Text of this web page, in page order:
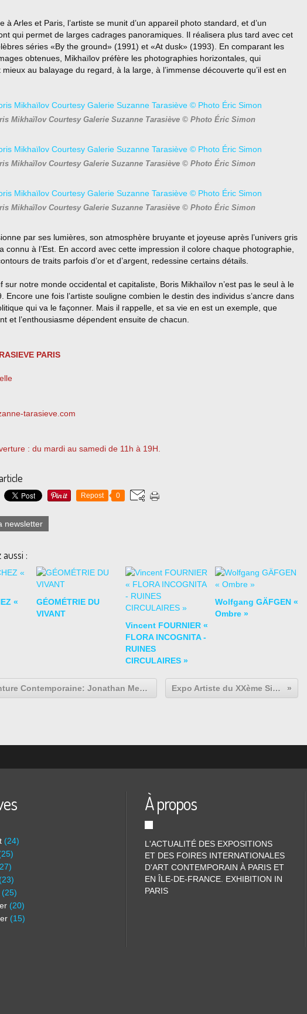
à Arles et Paris, l’artiste se munit d’un appareil photo standard, et d’un
qui permet de larges cadrages panoramiques. Il réalisera plus tard avec cet
séries «By the ground» (1991) et «At dusk» (1993). En comparant les
obtenues, Mikhaïlov préfère les photographies horizontales, qui
au balayage du regard, à la large, à l’immense découverte qu’il est en
Mikhaïlov Courtesy Galerie Suzanne Tarasiève © Photo Éric Simon
Mikhaïlov Courtesy Galerie Suzanne Tarasiève © Photo Éric Simon
Mikhaïlov Courtesy Galerie Suzanne Tarasiève © Photo Éric Simon
par ses lumières, son atmosphère bruyante et joyeuse après l’univers gris
connu à l’Est. En accord avec cette impression il colore chaque photographie,
de traits parfois d’or et d’argent, redessine certains détails.
sur notre monde occidental et capitaliste, Boris Mikhaïlov n’est pas le seul à le
Encore une fois l’artiste souligne combien le destin des individus s’ancre dans
qui va le façonner. Mais il rappelle, et sa vie en est un exemple, que
et l’enthousiasme dépendent ensuite de chacun.
PARIS
tarasieve.com
: du mardi au samedi de 11h à 19H.
Repost 0
newsletter
:
«
GÉOMÉTRIE DU
VIVANT
Vincent FOURNIER «
FLORA INCOGNITA -
RUINES
CIRCULAIRES »
Wolfgang GÄFGEN «
Ombre »
Expo Peinture Contemporaine: Jonathan Meese "Parsifal de Large" Expo Artiste du XXème Siècle: BALTHUS
(24)
(23)
(25)
(20)
(15)
À propos
L'ACTUALITÉ DES EXPOSITIONS
ET DES FOIRES INTERNATIONALES
D'ART CONTEMPORAIN À PARIS ET
EN ÎLE-DE-FRANCE. EXHIBITION IN
PARIS